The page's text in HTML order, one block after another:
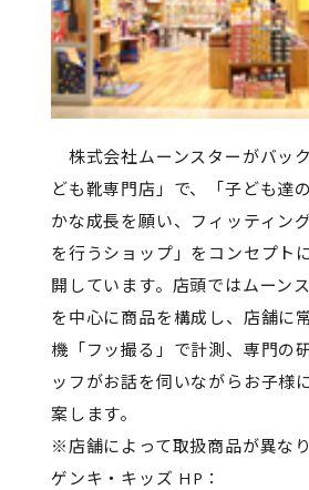
株式会社ムーンスターがバッ
ども靴専門店」で、「子ども達
かな成長を願い、フィッティン
を行うショップ」をコンセプト
開しています。店頭ではムーン
を中心に商品を構成し、店舗に
機「フッ撮る」で計測、専門の
ッフがお話を伺いながらお子様
案します。
※店舗によって取扱商品が異なり
ゲンキ・キッズ HP：